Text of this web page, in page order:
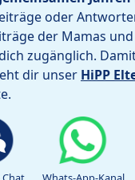
oder
der Mamas
zugänglich.
dir unser HiPP